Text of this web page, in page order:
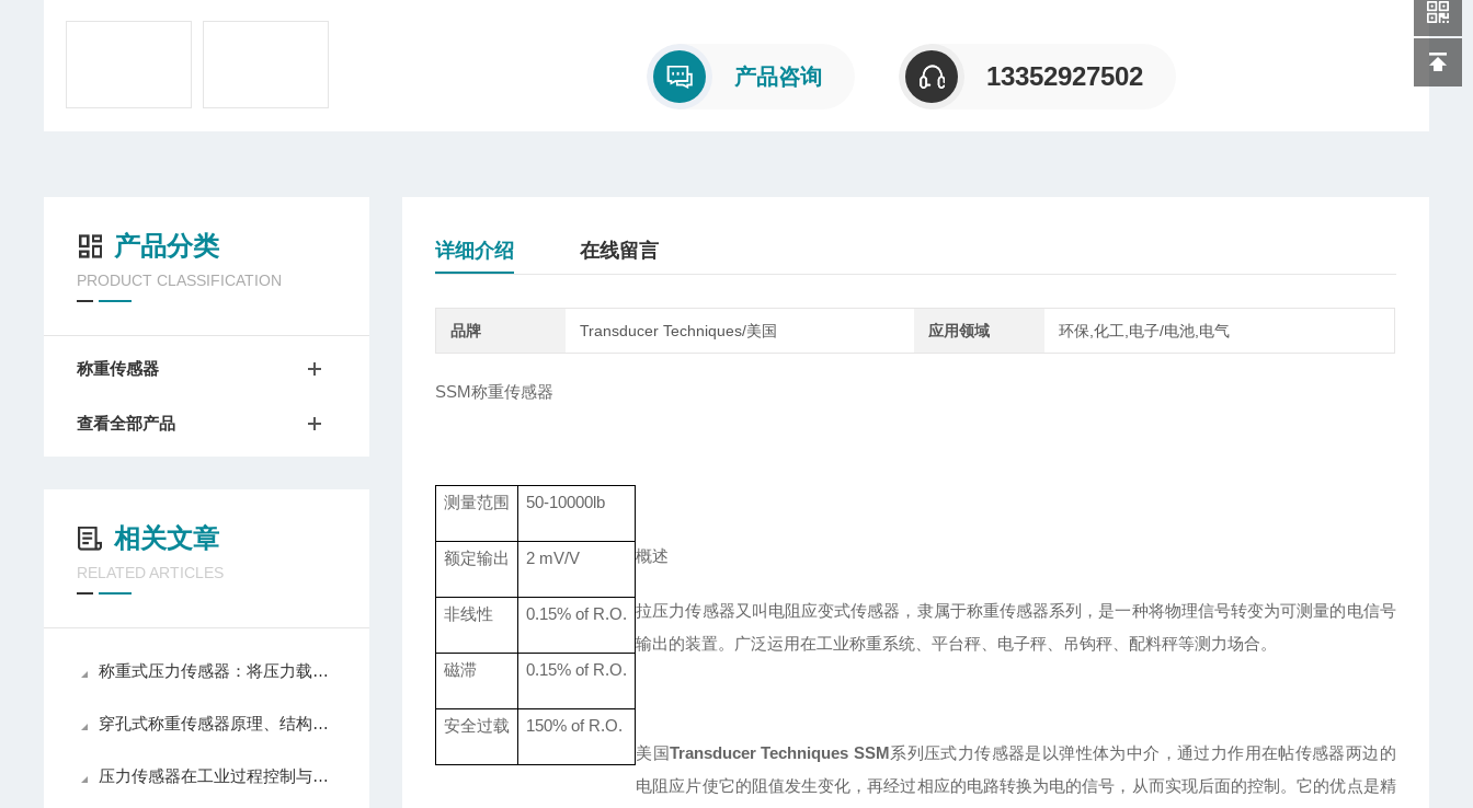
产品咨询 13352927502
详细介绍 在线留言
品牌 Transducer Techniques/美国 应用领域 环保,化工,电子/电池,电气
SSM称重传感器
测量范围 50-10000lb
额定输出 2 mV/V
非线性 0.15% of R.O.
磁滞 0.15% of R.O.
安全过载 150% of R.O.
概述
拉压力传感器又叫电阻应变式传感器，隶属于称重传感器系列，是一种将物理信号转变为可测量的电信号
输出的装置。广泛运用在工业称重系统、平台秤、电子秤、吊钩秤、配料秤等测力场合。
美国Transducer Techniques SSM系列压式力传感器是以弹性体为中介，通过力作用在帖传感器两边的
电阻应片使它的阻值发生变化，再经过相应的电路转换为电的信号，从而实现后面的控制。它的优点是精
产品分类
PRODUCT CLASSIFICATION
称重传感器
查看全部产品
相关文章
RELATED ARTICLES
称重式压力传感器：将压力载荷转化为可测电信号的测力装置
穿孔式称重传感器原理、结构与应用解析
压力传感器在工业过程控制与测量中的技术原理